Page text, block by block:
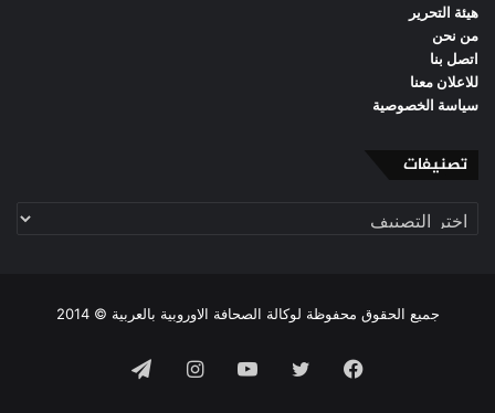
هيئة التحرير
من نحن
اتصل بنا
للاعلان معنا
سياسة الخصوصية
تصنيفات
تصنيفات
جميع الحقوق محفوظة لوكالة الصحافة الاوروبية بالعربية © 2014
فيسبوك تويتر يوتيوبانستقرامتيلقرام